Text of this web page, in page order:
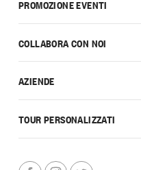
PROMOZIONE EVENTI
COLLABORA CON NOI
AZIENDE
TOUR PERSONALIZZATI